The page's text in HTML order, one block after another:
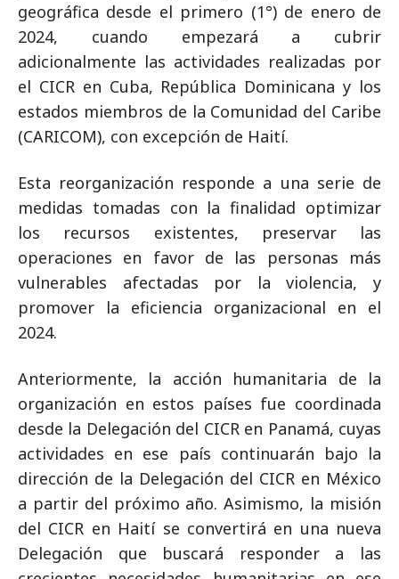
geográfica desde el primero (1°) de enero de
2024, cuando empezará a cubrir
adicionalmente las actividades realizadas por
el CICR en Cuba, República Dominicana y los
estados miembros de la Comunidad del Caribe
(CARICOM), con excepción de Haití.
Esta reorganización responde a una serie de
medidas tomadas con la finalidad optimizar
los recursos existentes, preservar las
operaciones en favor de las personas más
vulnerables afectadas por la violencia, y
promover la eficiencia organizacional en el
2024.
Anteriormente, la acción humanitaria de la
organización en estos países fue coordinada
desde la Delegación del CICR en Panamá, cuyas
actividades en ese país continuarán bajo la
dirección de la Delegación del CICR en México
a partir del próximo año. Asimismo, la misión
del CICR en Haití se convertirá en una nueva
Delegación que buscará responder a las